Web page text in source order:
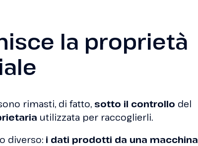
la proprietà
rimasti, di fatto, sotto il controllo del
utilizzata per raccoglierli.
diverso: i dati prodotti da una macchina